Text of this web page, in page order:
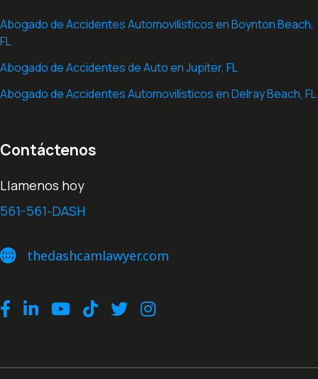
Abogado de Accidentes Automovilísticos en Boynton Beach,
FL
Abogado de Accidentes de Auto en ​Jupiter, FL
Abogado de Accidentes Automovilísticos en Delray Beach, FL
Contáctenos
Llamenos hoy
561-561-DASH
thedashcamlawyer.com
thedashcamlawyer.com
Facebook
LinkedInYoutubeTikTokTwitterInstagram